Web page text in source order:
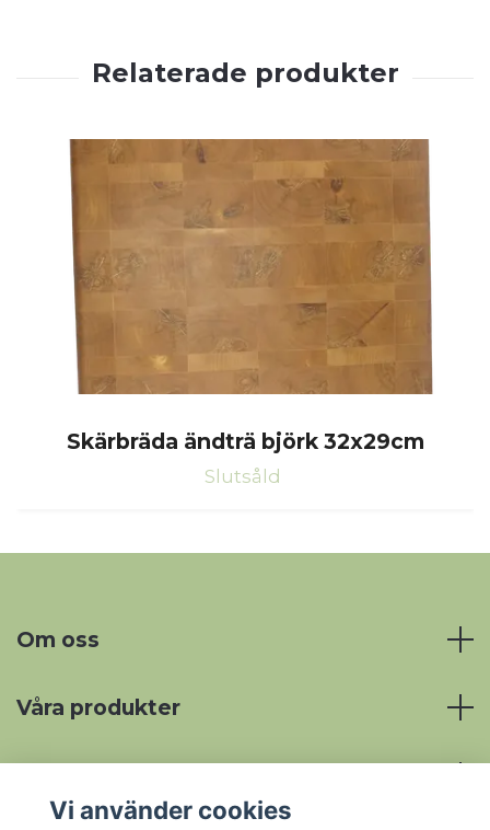
Skärbräda ändträ björk 32x29cm
Slutsåld
Om oss
Våra produkter
Vi använder cookies